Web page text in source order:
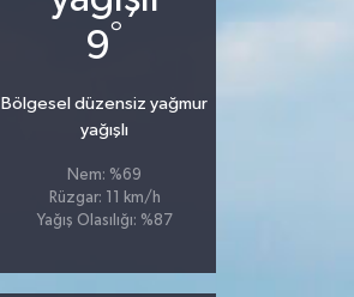
9°
Bölgesel düzensiz yağmur
yağışlı
Nem: %69
Rüzgar: 11 km/h
Yağış Olasılığı: %87